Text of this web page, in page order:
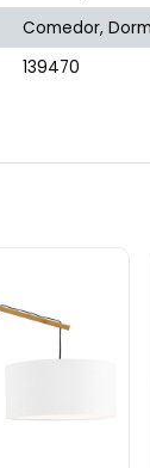
Comedor,
139470